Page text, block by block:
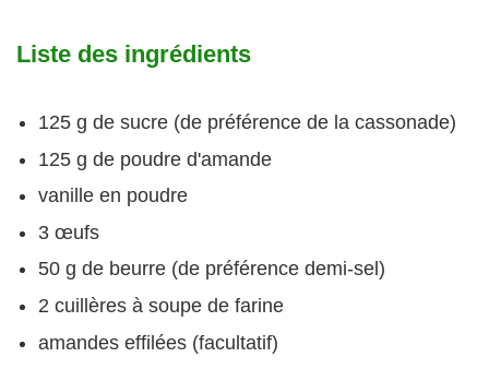
Liste des ingrédients
125 g de sucre (de préférence de la cassonade)
125 g de poudre d'amande
vanille en poudre
3 œufs
50 g de beurre (de préférence demi-sel)
2 cuillères à soupe de farine
amandes effilées (facultatif)